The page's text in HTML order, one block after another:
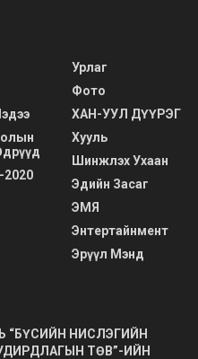
2020
Урлаг
Фото
ХАН-УУЛ ДҮҮРЭГ
Хууль
Шинжлэх Ухаан
Эдийн Засаг
ЭМЯ
Энтертайнмент
Эрүүл Мэнд
“БҮСИЙН НИСЛЭГИЙН
ТӨВ”-ИЙН